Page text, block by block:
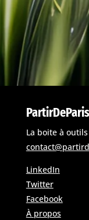
La boite à
LinkedIn
Twitter
Facebook
À propos